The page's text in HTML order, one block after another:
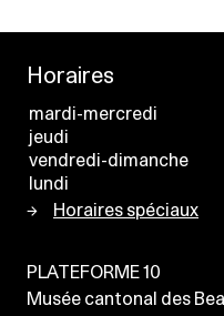
Horaires
mardi-mercredi
jeudi
vendredi-dimanche
lundi
Horaires spéciaux
PLATEFORME 10
Musée cantonal des